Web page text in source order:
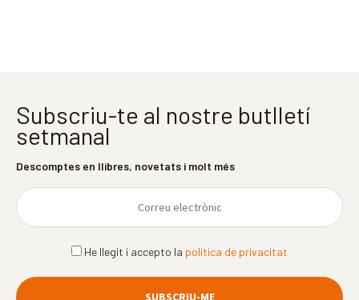
Subscriu-te al nostre butlletí
setmanal
Descomptes en llibres, novetats i molt més
He llegit i accepto la política de privacitat